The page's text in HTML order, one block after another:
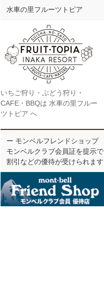
水車の里フルーツトピア
いちご狩り・ぶどう狩り・
CAFE・BBQは 水車の里フルー
ツトピア へ
ー モンベルフレンドショップ
モンベルクラブ会員証を提示で
割引などの優待が受けられます